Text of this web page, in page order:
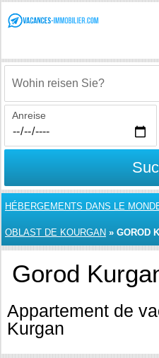
Wohin reisen Sie?
Anreise
HÉBERGEMENTS DANS LE
OBLAST DE KOURGAN » GOROD
Gorod
Appartement de
Kurgan